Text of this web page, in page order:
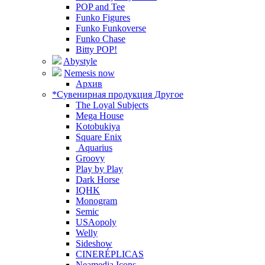
POP and Tee
Funko Figures
Funko Funkoverse
Funko Chase
Bitty POP!
Abystyle
Nemesis now
Архив
*Сувенирная продукция Другое
The Loyal Subjects
Mega House
Kotobukiya
Square Enix
Aquarius
Groovy
Play by Play
Dark Horse
IQHK
Monogram
Semic
USAopoly
Welly
Sideshow
CINERÉPLICAS